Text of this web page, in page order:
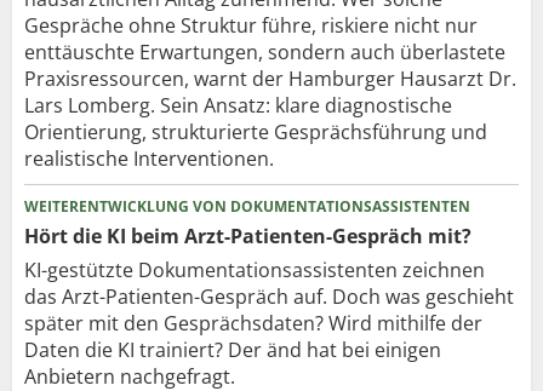
Gespräche ohne Struktur führe, riskiere nicht nur
enttäuschte Erwartungen, sondern auch überlastete
Praxisressourcen, warnt der Hamburger Hausarzt Dr.
Lars Lomberg. Sein Ansatz: klare diagnostische
Orientierung, strukturierte Gesprächsführung und
realistische Interventionen.
WEITERENTWICKLUNG VON DOKUMENTATIONSASSISTENTEN
Hört die KI beim Arzt-Patienten-Gespräch mit?
KI-gestützte Dokumentationsassistenten zeichnen
das Arzt-Patienten-Gespräch auf. Doch was geschieht
später mit den Gesprächsdaten? Wird mithilfe der
Daten die KI trainiert? Der änd hat bei einigen
Anbietern nachgefragt.